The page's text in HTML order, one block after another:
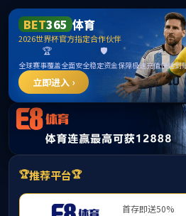
伟德国际(bevictor)-
请输入验证码下